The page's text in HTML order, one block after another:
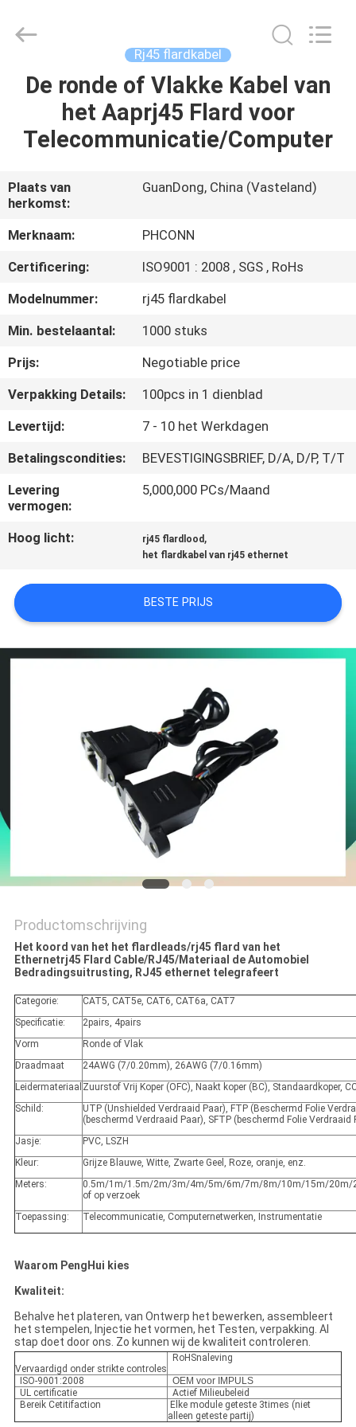
HUIS
PRODUCTEN
ONGEVEER
ONS
FABRIEKSREIS
CONTACTEER
ONS
SHOW
SITEMAP
POLICY
Reserved.
Rj45 flardkabel
De ronde of Vlakke Kabel van
het Aaprj45 Flard voor
Telecommunicatie/Computer
Plaats van
herkomst:
GuanDong, China (Vasteland)
Merknaam:
PHCONN
Certificering:
ISO9001 : 2008 , SGS , RoHs
Modelnummer:
rj45 flardkabel
Min. bestelaantal:
1000 stuks
Prijs:
Negotiable price
Verpakking Details:
100pcs in 1 dienblad
Levertijd:
7 - 10 het Werkdagen
Betalingscondities:
BEVESTIGINGSBRIEF, D/A, D/P, T/T
Levering
vermogen:
5,000,000 PCs/Maand
Hoog licht: rj45 flardlood ,
het flardkabel van rj45 ethernet
BESTE PRIJS
Productomschrijving
Het koord van het het flardleads/rj45 flard van het
Ethernetrj45 Flard Cable/RJ45/Materiaal de Automobiel
Bedradingsuitrusting, RJ45 ethernet telegrafeert
Categorie:
CAT5, CAT5e, CAT6, CAT6a, CAT7
Specificatie:
2pairs, 4pairs
Vorm
Ronde of Vlak
Draadmaat
24AWG (7/0.20mm), 26AWG (7/0.16mm)
Leidermateriaal Zuurstof Vrij Koper (OFC), Naakt koper (BC), Standaardkoper,
Schild:
UTP (Unshielded Verdraaid Paar), FTP (Beschermd Folie
(beschermd Verdraaid Paar), SFTP (beschermd Folie Verdraaid
Jasje:
PVC, LSZH
Kleur:
Grijze Blauwe, Witte, Zwarte Geel, Roze, oranje, enz.
Meters:
0.5m/1m/1.5m/2m/3m/4m/5m/6m/7m/8m/10m/15m/20m/
of op verzoek
Toepassing:
Telecommunicatie, Computernetwerken, Instrumentatie
Waarom PengHui kies
Kwaliteit:
Behalve het plateren, van Ontwerp het bewerken, assembleert
het stempelen, Injectie het vormen, het Testen, verpakking. Al
stap doet door ons. Zo kunnen wij de kwaliteit controleren.
Vervaardigd onder strikte controles
RoHSnaleving
ISO-9001:2008
OEM voor IMPULS
UL certificatie
Actief Milieubeleid
Bereik Cetitifaction
Elke module geteste 3times (niet
alleen geteste partij)